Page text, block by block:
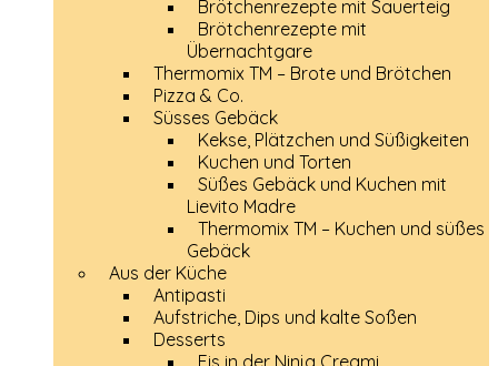
Brötchenrezepte mit Sauerteig
Brötchenrezepte mit
Übernachtgare
Thermomix TM – Brote und Brötchen
Pizza & Co.
Süsses Gebäck
Kekse, Plätzchen und Süßigkeiten
Kuchen und Torten
Süßes Gebäck und Kuchen mit
Lievito Madre
Thermomix TM – Kuchen und süßes
Gebäck
Aus der Küche
Antipasti
Aufstriche, Dips und kalte Soßen
Desserts
Eis in der Ninja Creami